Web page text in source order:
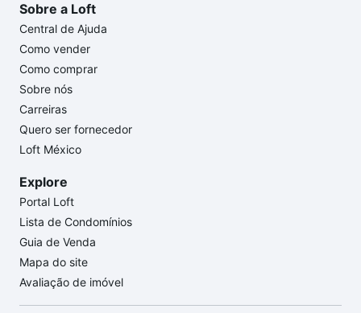
Sobre a Loft
Central de Ajuda
Como vender
Como comprar
Sobre nós
Carreiras
Quero ser fornecedor
Loft México
Explore
Portal Loft
Lista de Condomínios
Guia de Venda
Mapa do site
Avaliação de imóvel